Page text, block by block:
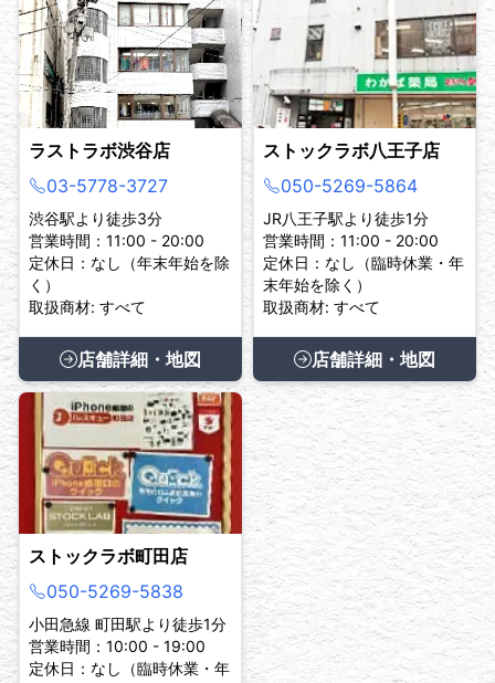
ラストラボ渋谷店
03-5778-3727
渋谷駅より徒歩3分
営業時間：11:00 - 20:00
定休日：なし（年末年始を除
く）
取扱商材: すべて
店舗詳細・地図
ストックラボ八王子店
050-5269-5864
JR八王子駅より徒歩1分
営業時間：11:00 - 20:00
定休日：なし（臨時休業・年
末年始を除く）
取扱商材: すべて
店舗詳細・地図
ストックラボ町田店
050-5269-5838
小田急線 町田駅より徒歩1分
営業時間：10:00 - 19:00
定休日：なし（臨時休業・年